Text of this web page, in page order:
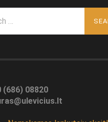
(686) 08820